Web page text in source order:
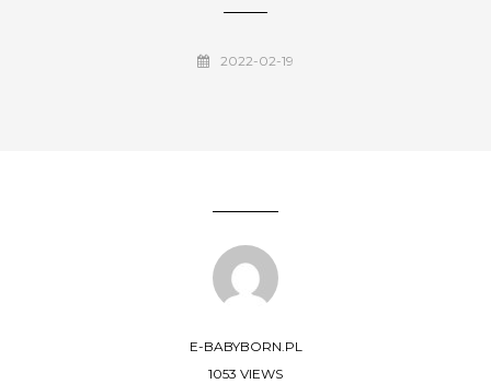
2022-02-19
E-BABYBORN.PL
1053 VIEWS